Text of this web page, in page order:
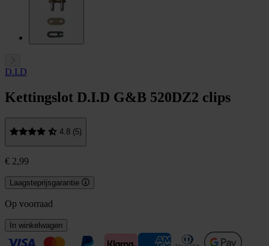
D.I.D
Kettingslot D.I.D G&B 520DZ2 clips
4.8 (5)
€ 2,99
Laagsteprijsgarantie
Op voorraad
In winkelwagen